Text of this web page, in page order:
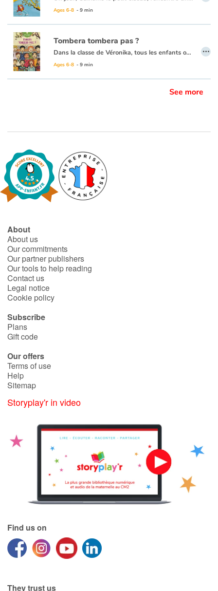
Ages 6-8 - 9 min
Tombera tombera pas ?
Dans la classe de Véronika, tous les enfants ont perdu une dent, sauf elle. Tous ont reçu la visite de la petite souris, sauf elle ! Elle a pourtant bien une dent qui bouge, et depuis longtemps, mais celle-ci refuse de tomber. Au fil des jours, la fillette ressent de plus en plus l’injustice de la situation, et développe une réelle jalousie envers ses camarades de classe. Alors... tombera, tombera pas ?
Ages 6-8 - 9 min
…
See more
About
About us
Our commitments
Our partner publishers
Our tools to help reading
Contact us
Legal notice
Cookie policy
Subscribe
Plans
Gift code
Our offers
Terms of use
Help
Sitemap
Storyplay'r in video
Find us on
They trust us